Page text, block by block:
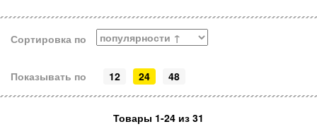
Сортировка по
Показывать по 12 24 48
Товары 1-24 из 31